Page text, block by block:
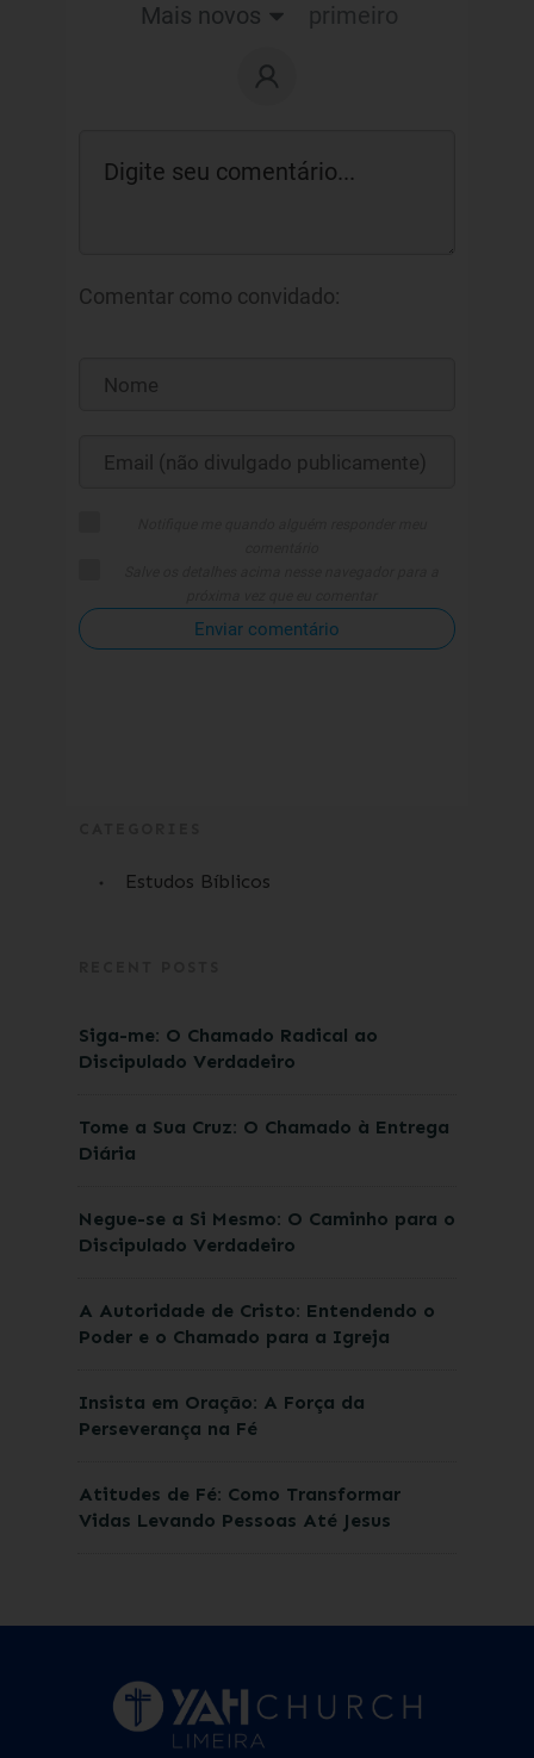
Mais novos
primeiro
Comentar como convidado:
Enviar comentário
Estudos Bíblicos
Siga-me: O Chamado Radical ao
Discipulado Verdadeiro
Tome a Sua Cruz: O Chamado à Entrega
Diária
Negue-se a Si Mesmo: O Caminho para o
Discipulado Verdadeiro
A Autoridade de Cristo: Entendendo o
Poder e o Chamado para a Igreja
Insista em Oração: A Força da
Perseverança na Fé
Atitudes de Fé: Como Transformar
Vidas Levando Pessoas Até Jesus